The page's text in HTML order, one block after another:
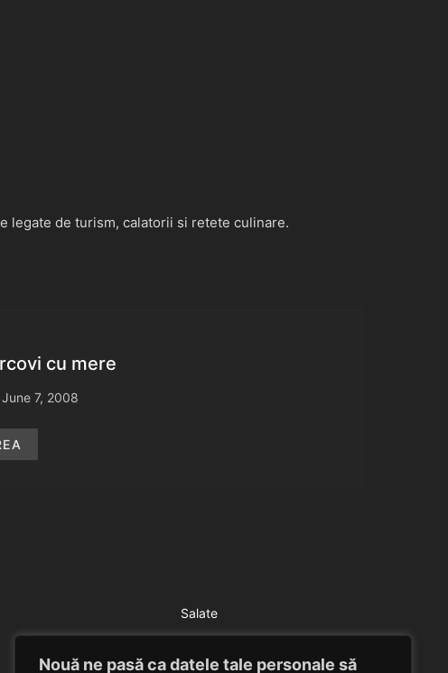
Nouă ne pasă ca datele tale personale să
legate de turism, calatorii si retete culinare.
cu mere
June 7, 2008
Salate